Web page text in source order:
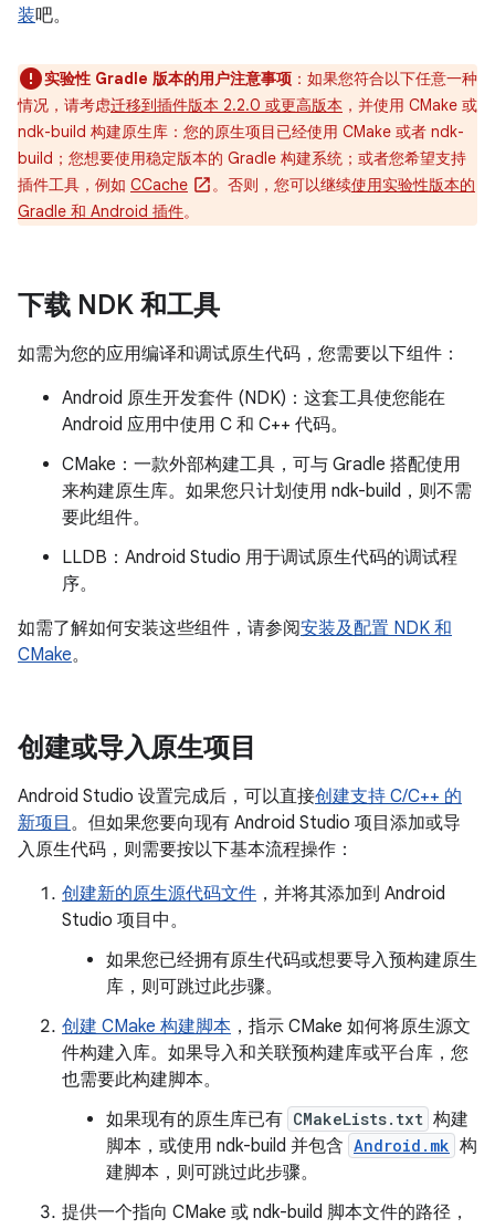
装吧。
实验性 Gradle 版本的用户注意事项 ：如果您符合以下任意一种
情况，请考虑迁移到插件版本 2.2.0 或更高版本 ，并使用 CMake 或
ndk-build 构建原生库：您的原生项目已经使用 CMake 或者 ndk-
build；您想要使用稳定版本的 Gradle 构建系统；或者您希望支持
插件工具，例如 CCache 。否则，您可以继续使用实验性版本的
Gradle 和 Android 插件。
下载 NDK 和工具
如需为您的应用编译和调试原生代码，您需要以下组件：
Android 原生开发套件 (NDK)：这套工具使您能在
Android 应用中使用 C 和 C++ 代码。
CMake：一款外部构建工具，可与 Gradle 搭配使用
来构建原生库。如果您只计划使用 ndk-build，则不需
要此组件。
LLDB：Android Studio 用于调试原生代码的调试程
序。
如需了解如何安装这些组件，请参阅安装及配置 NDK 和
CMake。
创建或导入原生项目
Android Studio 设置完成后，可以直接创建支持 C/C++ 的
新项目 。但如果您要向现有 Android Studio 项目添加或导
入原生代码，则需要按以下基本流程操作：
创建新的原生源代码文件 ，并将其添加到 Android
Studio 项目中。
如果您已经拥有原生代码或想要导入预构建原生
库，则可跳过此步骤。
创建 CMake 构建脚本 ，指示 CMake 如何将原生源文
件构建入库。如果导入和关联预构建库或平台库，您
也需要此构建脚本。
如果现有的原生库已有 CMakeLists.txt 构建
脚本，或使用 ndk-build 并包含 Android.mk 构
建脚本，则可跳过此步骤。
提供一个指向 CMake 或 ndk-build 脚本文件的路径，